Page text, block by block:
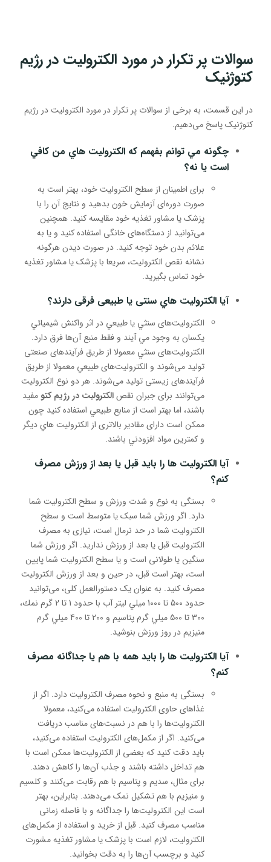
سوالات پر تکرار در مورد الکترولیت در رژیم
کتوژنیک
در این قسمت، به برخی از سوالات پر تکرار در مورد الکترولیت در رژیم
کتوژنیک پاسخ می‌دهیم.
چگونه مي توانم بفهمم كه الکترولیت هاي من كافي
است يا نه؟
برای اطمینان از سطح الکترولیت خود، بهتر است به
صورت دوره‌ای آزمایش خون بدهید و نتایج آن را با
پزشک یا مشاور تغذیه خود مقایسه کنید. همچنین
می‌توانید از دستگاه‌های خانگی استفاده کنید و یا به
علائم بدن خود توجه کنید. در صورت دیدن هرگونه
نشانه نقص الکترولیت، سریعا با پزشک یا مشاور تغذیه
خود تماس بگیرید.
آيا الکترولیت هاي سنتی يا طبيعی فرقی دارند؟
الکترولیت‌های سنثي یا طبيعي در اثر واكنش شيميائي
يكسان به وجود مي آيند و فقط منبع آن‌ها فرق دارد.
الکترولیت‌های سنثي معمولا از طریق فرآیندهای صنعتی
تولید می‌شوند و الکترولیت‌های طبيعي معمولا از طریق
فرآیندهای زیستی تولید می‌شوند. هر دو نوع الکترولیت
می‌توانند برای جبران نقصالکترولیت در رژیم کتو مفید
باشند، اما بهتر است از منابع طبيعي استفاده کنید چون
ممکن است دارای مقادیر بالاتری از الکترولیت هاي ديگر
و كمترين مواد افزودني باشند.
آيا الکترولیت ها را بايد قبل يا بعد از ورزش مصرف
كنم؟
بستگی به نوع و شدت ورزش و سطح الکترولیت شما
دارد. اگر ورزش شما سبک یا متوسط است و سطح
الکترولیت شما در حد نرمال است، نیازی به مصرف
الکترولیت قبل یا بعد از ورزش ندارید. اگر ورزش شما
سنگین یا طولانی است و یا سطح الکترولیت شما پایین
است، بهتر است قبل، در حین و بعد از ورزش الکترولیت
مصرف کنید. به عنوان یک دستورالعمل کلی، می‌توانید
حدود 500 تا 1000 ميلي ليتر آب با حدود 1 تا 2 گرم نمك،
300 تا 500 ميلي گرم پتاسيم و 200 تا 400 ميلي گرم
منيزيم در روز ورزش بنوشید.
آيا الکترولیت ها را بايد همه با هم يا جداگانه مصرف
كنم؟
بستگی به منبع و نحوه مصرف الکترولیت دارد. اگر از
غذاهای حاوی الکترولیت استفاده می‌کنید، معمولا
الکترولیت‌ها را با هم در نسبت‌های مناسب دریافت
می‌کنید. اگر از مکمل‌های الکترولیت استفاده می‌کنید،
باید دقت کنید که بعضی از الکترولیت‌ها ممکن است با
هم تداخل داشته باشند و جذب آن‌ها را کاهش دهند.
برای مثال، سدیم و پتاسیم با هم رقابت می‌کنند و کلسیم
و منیزیم با هم تشکیل نمک می‌دهند. بنابراین، بهتر
است این الکترولیت‌ها را جداگانه و با فاصله زمانی
مناسب مصرف کنید. قبل از خرید و استفاده از مکمل‌های
الکترولیت، لازم است با پزشک یا مشاور تغذیه مشورت
کنید و برچسب آن‌ها را به دقت بخوانید.